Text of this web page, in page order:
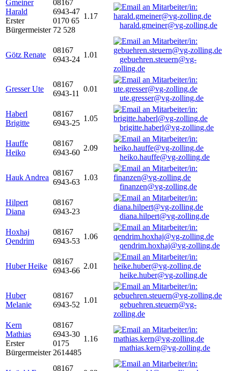
Gmeiner
Harald
Erster
Bürgermeister
08167
6943-47
0170 65
72 528
1.17
harald.gmeiner@vg-zolling.de
Götz Renate
08167
6943-24
1.01
gebuehren.steuern@vg-
zolling.de
Gresser Ute
08167
6943-11
0.01
ute.gresser@vg-zolling.de
Haberl
Brigitte
08167
6943-25
1.05
brigitte.haberl@vg-zolling.de
Hauffe
Heiko
08167
6943-60
2.09
heiko.hauffe@vg-zolling.de
Hauk Andrea
08167
6943-63
1.03
finanzen@vg-zolling.de
Hilpert
Diana
08167
6943-23
diana.hilpert@vg-zolling.de
Hoxhaj
Qendrim
08167
6943-53
1.06
qendrim.hoxhaj@vg-zolling.de
Huber Heike
08167
6943-66
2.01
heike.huber@vg-zolling.de
Huber
Melanie
08167
6943-52
1.01
gebuehren.steuern@vg-
zolling.de
Kern
Mathias
Erster
Bürgermeister
08167
6943-30
0175
2614485
1.16
mathias.kern@vg-zolling.de
08167